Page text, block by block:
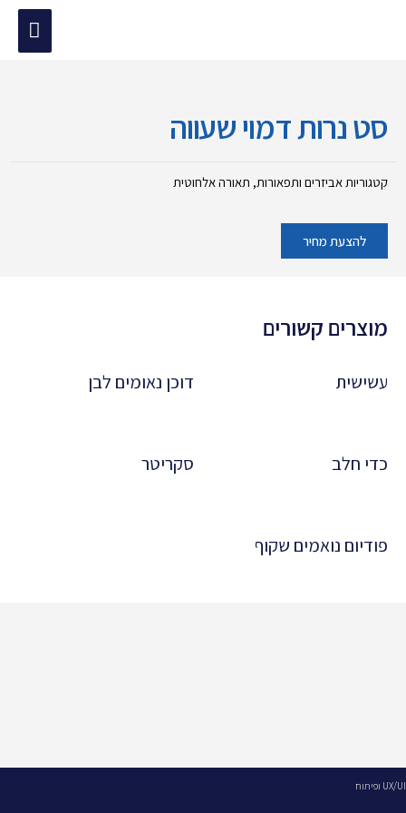
ראשי
סט נרות דמוי שעווה
קטגוריות אביזרים ותפאורות, תאורה אלחוטית
להצעת מחיר
מוצרים קשורים
עשישית דוכן נאומים לבן
כדי חלב סקריטר
פודיום נואמים שקוף
UX/UI ופיתוח